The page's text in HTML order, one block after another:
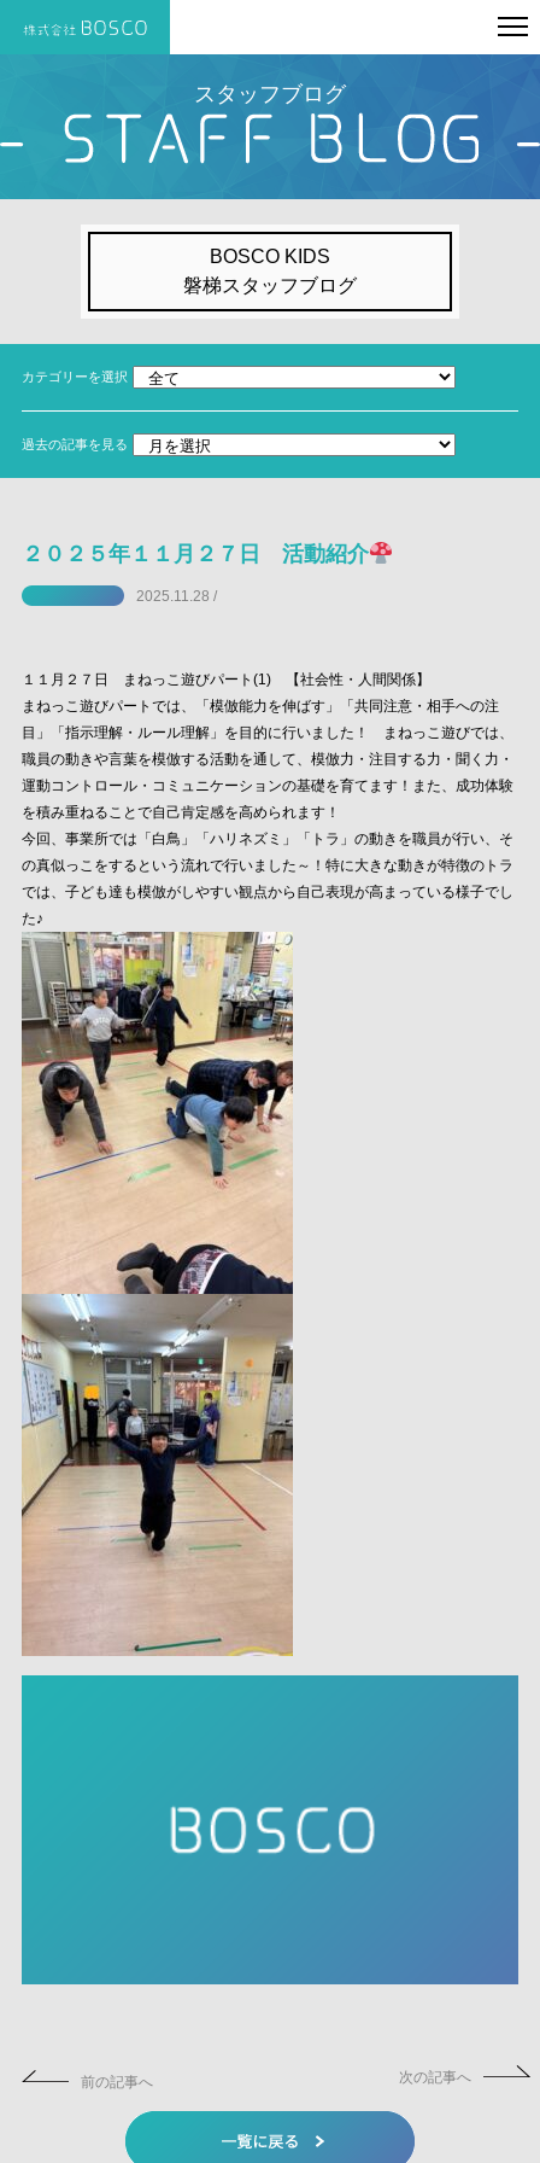
スタッフブログ
BOSCO KIDS
磐梯スタッフブログ
カテゴリーを選択
過去の記事を見る
２０２５年１１月２７日 活動紹介
2025.11.28 /
１１月２７日 まねっこ遊びパート(1) 【社会性・人間関係】
まねっこ遊びパートでは、「模倣能力を伸ばす」「共同注意・相手への注
目」「指示理解・ルール理解」を目的に行いました！ まねっこ遊びでは、
職員の動きや言葉を模倣する活動を通して、模倣力・注目する力・聞く力・
運動コントロール・コミュニケーションの基礎を育てます！また、成功体験
を積み重ねることで自己肯定感を高められます！
今回、事業所では「白鳥」「ハリネズミ」「トラ」の動きを職員が行い、そ
の真似っこをするという流れで行いました～！特に大きな動きが特徴のトラ
では、子ども達も模倣がしやすい観点から自己表現が高まっている様子でし
た♪
前の記事へ 次の記事へ